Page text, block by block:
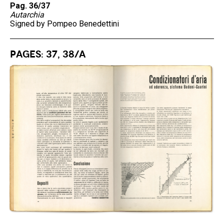
Pag. 36/37
Autarchia
Signed by Pompeo Benedettini
Pages: 37, 38/a